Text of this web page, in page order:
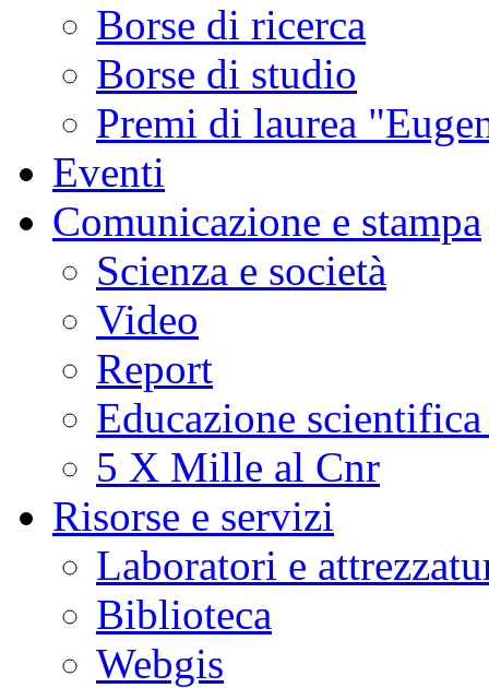
Borse di ricerca
Borse di studio
Premi di laurea
Eventi
Comunicazione e stampa
Scienza e società
Video
Report
Educazione
5 X Mille al Cnr
Risorse e servizi
Laboratori e
Biblioteca
Webgis